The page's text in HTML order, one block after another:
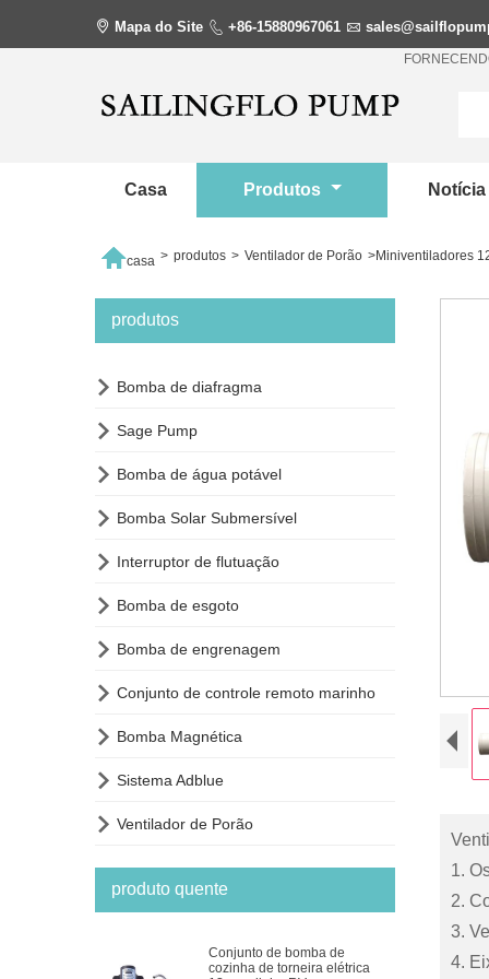
 Mapa do Site  +86-15880967061 
Casa Produtos Notícia
casa > produtos > Ventilador de Porão >Miniventiladores
1.
2.
3.
4.
produtos
 Bomba de diafragma
 Sage Pump
 Bomba de água potável
 Bomba Solar Submersível
 Interruptor de flutuação
 Bomba de esgoto
 Bomba de engrenagem
 Conjunto de controle remoto marinho
 Bomba Magnética
 Sistema Adblue
 Ventilador de Porão
produto quente
Conjunto de bomba de
cozinha de torneira elétrica